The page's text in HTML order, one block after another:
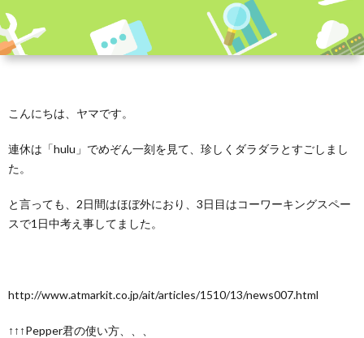
こんにちは、ヤマです。
連休は「hulu」でめぞん一刻を見て、珍しくダラダラとすごしまし
た。
と言っても、2日間はほぼ外におり、3日目はコーワーキングスペー
スで1日中考え事してました。
http://www.atmarkit.co.jp/ait/articles/1510/13/news007.html
↑↑↑Pepper君の使い方、、、